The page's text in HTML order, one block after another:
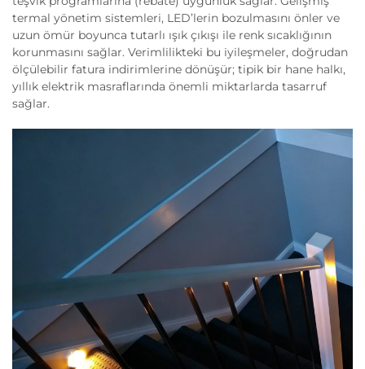
termal yönetim sistemleri, LED’lerin bozulmasını önler ve
uzun ömür boyunca tutarlı ışık çıkışı ile renk sıcaklığının
korunmasını sağlar. Verimlilikteki bu iyileşmeler, doğrudan
ölçülebilir fatura indirimlerine dönüşür; tipik bir hane halkı,
yıllık elektrik masraflarında önemli miktarlarda tasarruf
sağlar.